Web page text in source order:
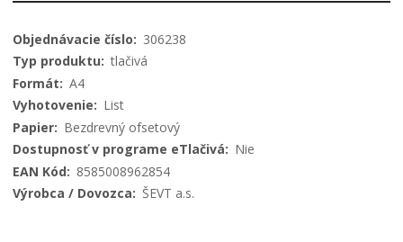
Viac
informácií
306238
tlačivá
A4
List
Bezdrevný ofsetový
Nie
8585008962854
ŠEVT a.s.